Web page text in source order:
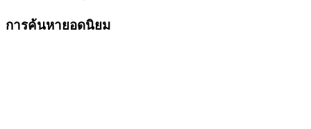
การค้นหายอดนิยม